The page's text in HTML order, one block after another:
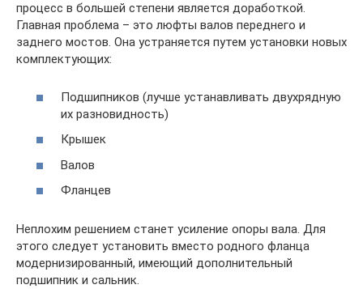
процесс в большей степени является доработкой.
Главная проблема – это люфты валов переднего и
заднего мостов. Она устраняется путем установки новых
комплектующих:
Подшипников (лучше устанавливать двухрядную
их разновидность)
Крышек
Валов
Фланцев
Неплохим решением станет усиление опоры вала. Для
этого следует установить вместо родного фланца
модернизированный, имеющий дополнительный
подшипник и сальник.